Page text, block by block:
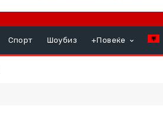
Спорт Шоубиз +Повеќе
со тешки повреди